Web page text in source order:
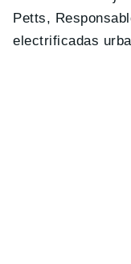
Petts,
electrificadas